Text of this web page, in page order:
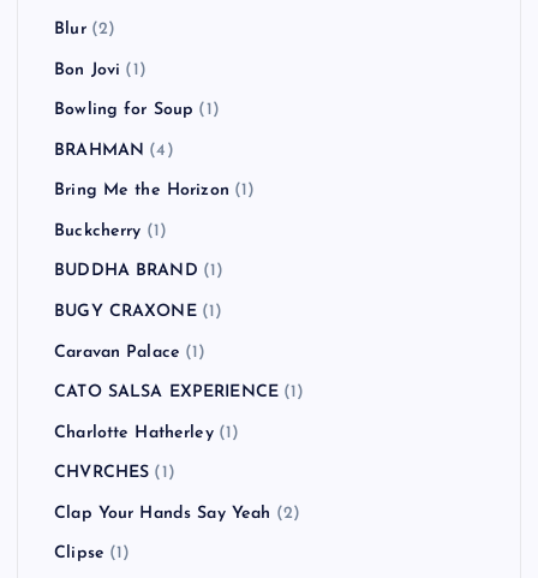
Blur(2)
Bon Jovi (1)
Bowling for Soup (1)
BRAHMAN (4)
Bring Me the Horizon (1)
Buckcherry (1)
BUDDHA BRAND (1)
BUGY CRAXONE(1)
Caravan Palace (1)
CATO SALSA EXPERIENCE (1)
Charlotte Hatherley(1)
CHVRCHES (1)
Clap Your Hands Say Yeah (2)
Clipse (1)